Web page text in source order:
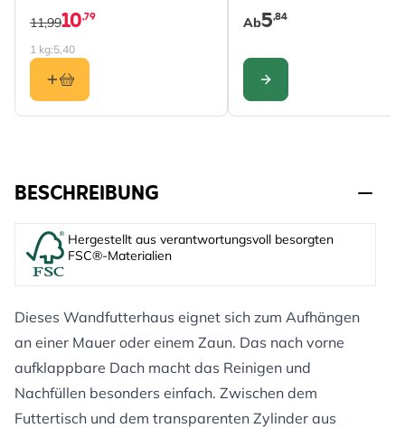
10,79
11,99
1 kg:5,40
Ab5,84
KONFIGURIEREN
BESCHREIBUNG
Hergestellt aus verantwortungsvoll besorgten
FSC®-Materialien
Dieses Wandfutterhaus eignet sich zum Aufhängen
an einer Mauer oder einem Zaun. Das nach vorne
aufklappbare Dach macht das Reinigen und
Nachfüllen besonders einfach. Zwischen dem
Futtertisch und dem transparenten Zylinder aus